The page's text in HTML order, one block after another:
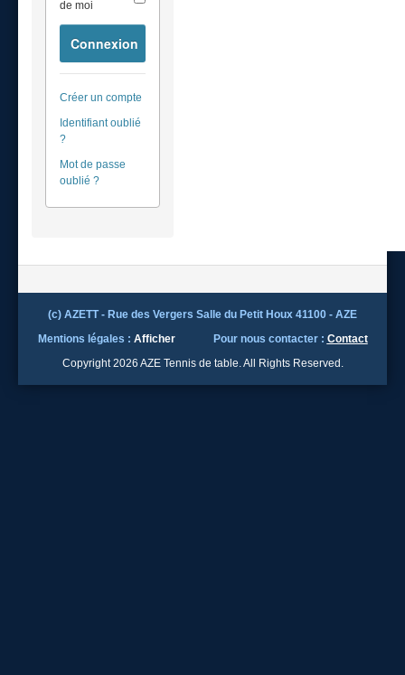
de moi
Connexion
Créer un compte
Identifiant oublié
?
Mot de passe
oublié ?
(c) AZETT - Rue des Vergers Salle du Petit Houx 41100 - AZE
Mentions légales : Afficher Pour nous contacter : Contact
Copyright 2026 AZE Tennis de table. All Rights Reserved.